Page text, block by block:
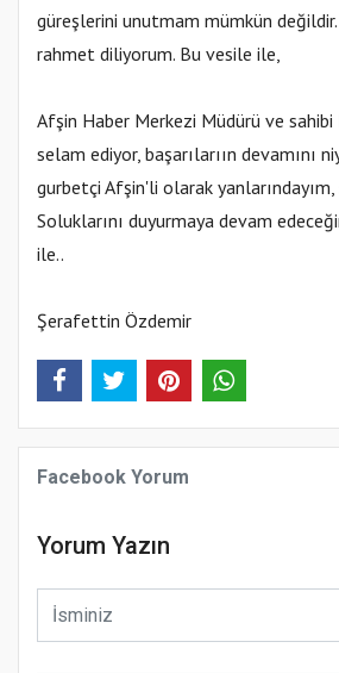
güreşlerini unutmam mümkün
rahmet diliyorum. Bu vesile ile,
Afşin Haber Merkezi Müdürü ve
selam ediyor, başarılarıın devamını
gurbetçi Afşin'li olarak yanlarındayım,
Soluklarını duyurmaya devam
ile..
Şerafettin Özdemir
Facebook Yorum
Yorum Yazın